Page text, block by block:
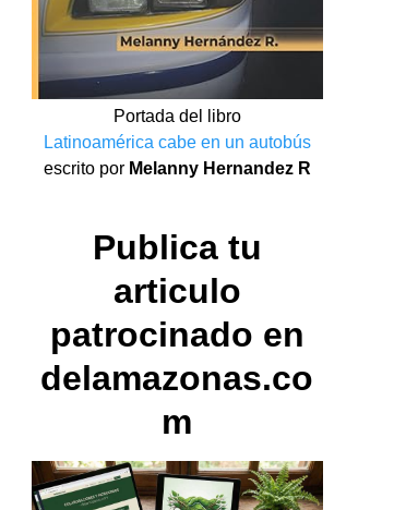
Portada del libro
Latinoamérica cabe en un autobús
escrito por Melanny Hernandez R
Publica tu
articulo
patrocinado en
delamazonas.co
m